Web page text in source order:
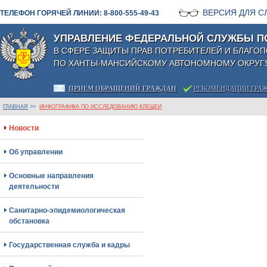
ТЕЛЕФОН ГОРЯЧЕЙ ЛИНИИ: 8-800-555-49-43 ВЕРСИЯ ДЛЯ
УПРАВЛЕНИЕ ФЕДЕРАЛЬНОЙ СЛУЖБЫ
В СФЕРЕ ЗАЩИТЫ ПРАВ ПОТРЕБИТЕЛЕЙ И
ПО ХАНТЫ-МАНСИЙСКОМУ АВТОНОМНОМУ
ПРИЕМ ОБРАЩЕНИЙ ГРАЖДАН РЕКОМЕНДАЦИИ
ГЛАВНАЯ >> ИНФОГРАФИКА ПО ИССЛЕДОВАНИЮ КЛЕЩЕЙ
Новости
Об управлении
Основные направления
деятельности
Санитарно-эпидемиологическая
обстановка
Государственная служба и кадры